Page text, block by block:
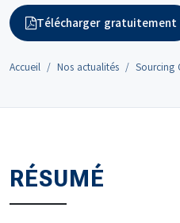
Télécharger gratuitement
Accueil Nos actualités Sourcing
RÉSUMÉ